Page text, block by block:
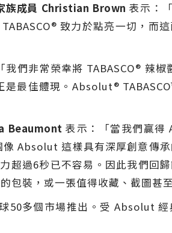
族成員 Christian Brown 表示：
致力於點亮一切，而
我們非常榮幸將 TABASCO® 辣
最佳體現。Absolut®
Beaumont 表示：「當我們贏得
Absolut 這樣具有深厚創意傳
過6秒已不容易。因此我們回
裝，或一張值得收藏、截圖甚至
50多個市場推出。受 Absolut